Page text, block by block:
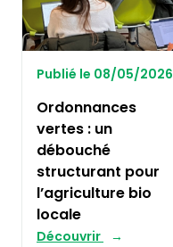
Publié le 08/05/2026
Ordonnances
vertes : un
débouché
structurant pour
l’agriculture bio
locale
Découvrir